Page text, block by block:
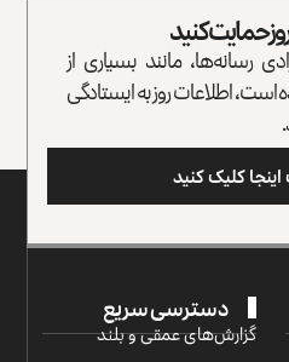
حمایت کنید
رسانه‌ها، مانند بسیاری از
اطلاعات روز به ایستادگی
کلیک کنید
دسترسی سریع
گزارش‌‌های عمقی و بلند